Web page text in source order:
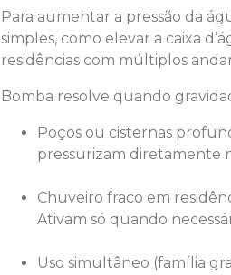
Para aumentar a pressão da
simples, como elevar a caixa
residências com múltiplos
Bomba resolve quando
Poços ou cisternas
pressurizam diretamente
Chuveiro fraco em
Ativam só quando
Uso simultâneo (família